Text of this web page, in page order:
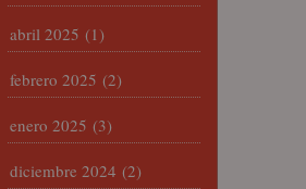
abril 2025 (1)
febrero 2025 (2)
enero 2025 (3)
diciembre 2024 (2)